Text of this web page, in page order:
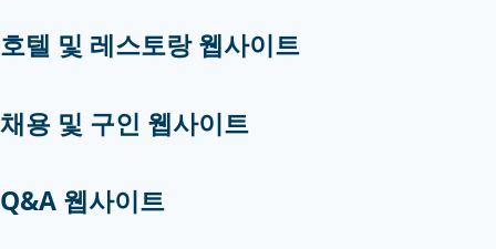
호텔 및 레스토랑 웹사이트
채용 및 구인 웹사이트
Q&A 웹사이트